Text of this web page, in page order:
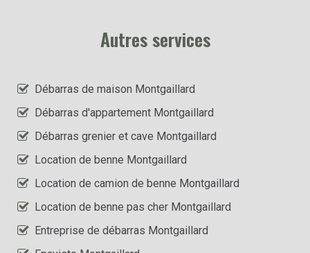
Autres services
Débarras de maison Montgaillard
Débarras d'appartement Montgaillard
Débarras grenier et cave Montgaillard
Location de benne Montgaillard
Location de camion de benne Montgaillard
Location de benne pas cher Montgaillard
Entreprise de débarras Montgaillard